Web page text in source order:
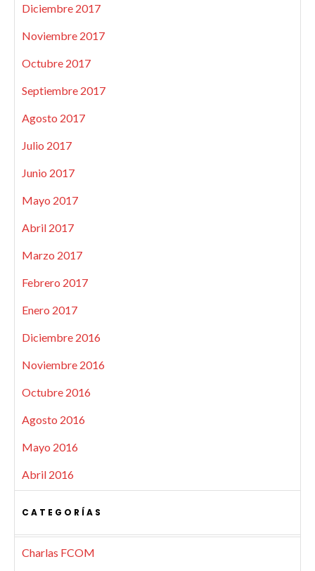
Diciembre 2017
Noviembre 2017
Octubre 2017
Septiembre 2017
Agosto 2017
Julio 2017
Junio 2017
Mayo 2017
Abril 2017
Marzo 2017
Febrero 2017
Enero 2017
Diciembre 2016
Noviembre 2016
Octubre 2016
Agosto 2016
Mayo 2016
Abril 2016
CATEGORÍAS
Charlas FCOM